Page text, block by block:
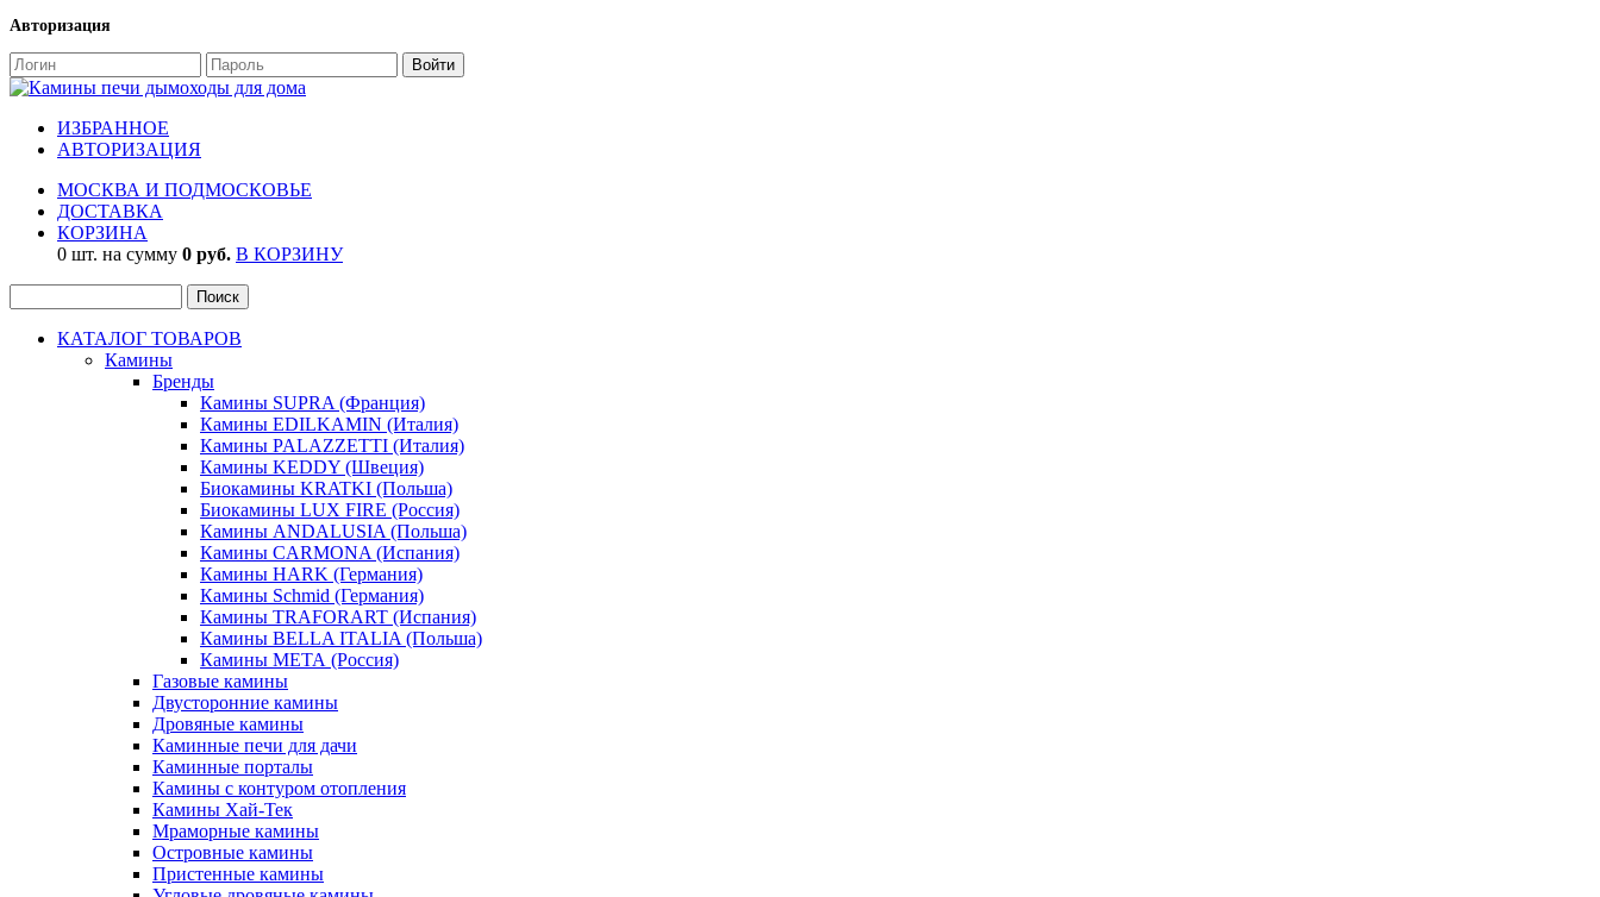
Авторизация
ИЗБРАННОЕ
АВТОРИЗАЦИЯ
МОСКВА И ПОДМОСКОВЬЕ
ДОСТАВКА
КОРЗИНА
0 шт. на сумму 0 руб. В КОРЗИНУ
КАТАЛОГ ТОВАРОВ
Камины
Бренды
Камины SUPRA (Франция)
Камины EDILKAMIN (Италия)
Камины PALAZZETTI (Италия)
Камины KEDDY (Швеция)
Биокамины KRATKI (Польша)
Биокамины LUX FIRE (Россия)
Камины ANDALUSIA (Польша)
Камины CARMONA (Испания)
Камины HARK (Германия)
Камины Schmid (Германия)
Камины TRAFORART (Испания)
Камины BELLA ITALIA (Польша)
Камины МЕТА (Россия)
Газовые камины
Двусторонние камины
Дровяные камины
Каминные печи для дачи
Каминные порталы
Камины с контуром отопления
Камины Хай-Тек
Мраморные камины
Островные камины
Пристенные камины